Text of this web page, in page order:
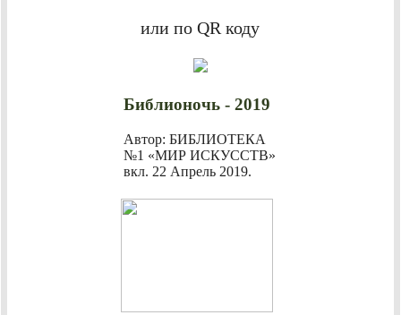
или по QR коду
Библионочь - 2019
Автор: БИБЛИОТЕКА
№1 «МИР ИСКУССТВ»
вкл. 22 Апрель 2019.